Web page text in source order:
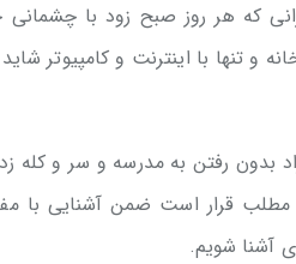
که هر روز صبح زود با
و تنها با اینترنت و کامپیوتر
بدون رفتن به مدرسه و سر و کله
مطلب قرار است ضمن آشنایی با
آشنا شویم.